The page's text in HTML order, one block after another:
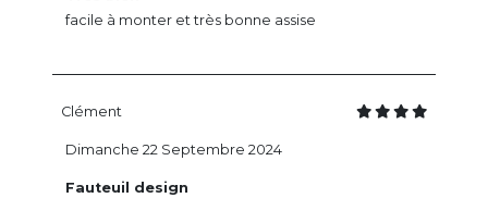
facile à monter et très bonne assise
Clément
Fauteuil design
Dimanche 22 Septembre 2024